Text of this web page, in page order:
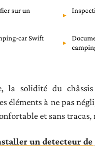
sur un
car Swift
la solidité du
éléments à ne pas
et sans
un detecteur de